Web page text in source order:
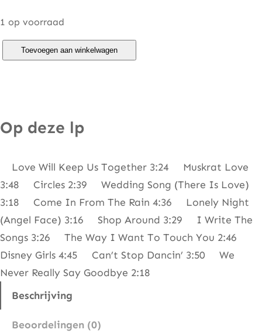
1 op voorraad
i
n
d
T
e
n
n
l
Toevoegen aan winkelwagen
Op deze lp
Love Will Keep Us Together 3:24 Muskrat Love
3:48 Circles 2:39 Wedding Song (There Is Love)
3:18 Come In From The Rain 4:36 Lonely Night
(Angel Face) 3:16 Shop Around 3:29 I Write The
Songs 3:26 The Way I Want To Touch You 2:46
Disney Girls 4:45 Can’t Stop Dancin’ 3:50 We
Never Really Say Goodbye 2:18
Beschrijving
Beoordelingen (0)